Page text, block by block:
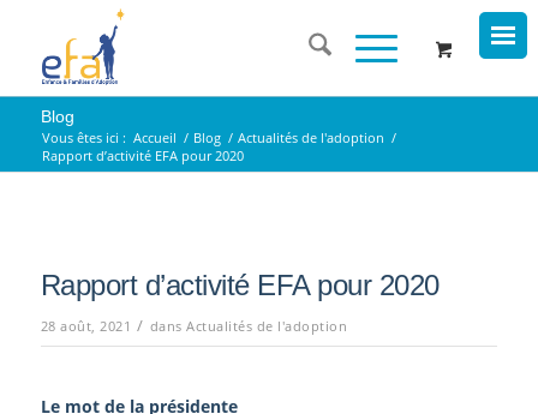
Blog
Vous êtes ici : Accueil / Blog / Actualités de l'adoption /
Rapport d’activité EFA pour 2020
Rapport d’activité EFA pour 2020
28 août, 2021 / dansActualités de l'adoption
Le mot de la présidente